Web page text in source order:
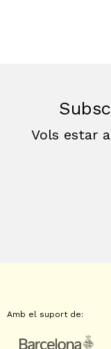
Vols estar
Amb el suport de: